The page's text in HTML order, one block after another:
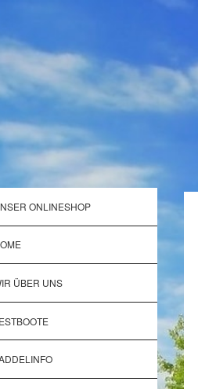
ONLINESHOP
ÜBER UNS